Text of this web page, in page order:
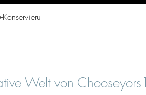
Quick View
Welt von